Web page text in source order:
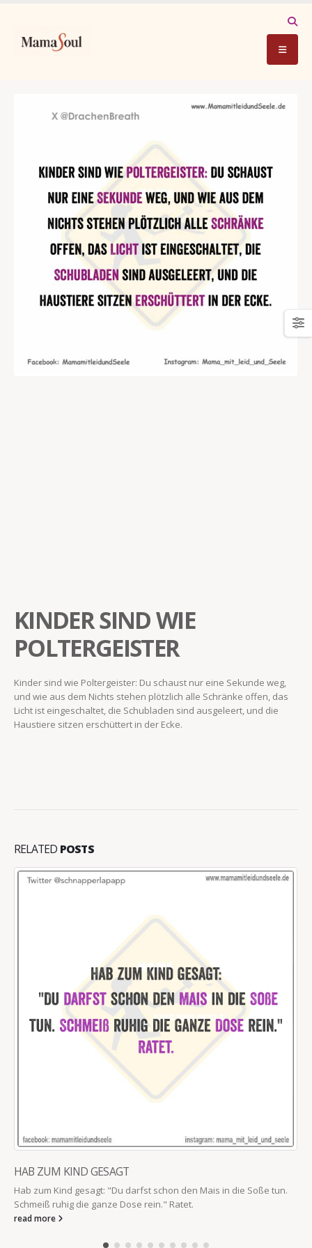
KINDER SIND WIE
POLTERGEISTER
Kinder sind wie Poltergeister: Du schaust nur eine Sekunde weg,
und wie aus dem Nichts stehen plötzlich alle Schränke offen, das
Licht ist eingeschaltet, die Schubladen sind ausgeleert, und die
Haustiere sitzen erschüttert in der Ecke.
RELATED POSTS
HAB ZUM KIND GESAGT
Hab zum Kind gesagt: "Du darfst schon den Mais in die Soße tun.
Schmeiß ruhig die ganze Dose rein." Ratet.
read more